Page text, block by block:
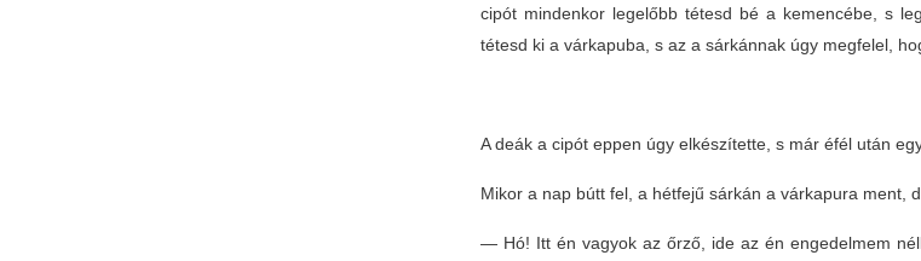
cipót mindenkor legelőbb tétesd bé a kemencébe, s
tétesd ki a várkapuba, s az a sárkánnak úgy megfelel,
A deák a cipót eppen úgy elkészítette, s már éfél után
Mikor a nap bútt fel, a hétfejű sárkán a várkapura ment,
— Hó! Itt én vagyok az őrző, ide az én engedelmem